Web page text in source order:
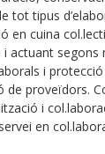
tot tipus
en cuina
actuant segons
i
de proveïdors.
i
en